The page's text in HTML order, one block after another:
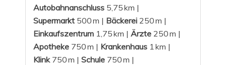
Autobahnanschluss 5,75 km |
Supermarkt 500 m | Bäckerei 250 m |
Einkaufszentrum 1,75 km | Ärzte 250 m |
Apotheke 750 m | Krankenhaus 1 km |
Klink750 m | Schule 750 m |